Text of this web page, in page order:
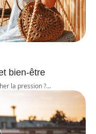
bien-être
la pression ?…